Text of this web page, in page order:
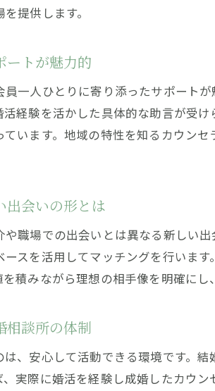
結婚相談所が
年代別に考える結
年齢に合った
結婚相談所で
婚活成功を叶える
結婚相談所の
婚活を進める
提供します。
ートが魅力的
一人ひとりに寄り添ったサポート
経験を活かした具体的な助言が受
います。地域の特性を知るカウン
出会いの形とは
職場での出会いとは異なる新しい
スを活用してマッチングを行いま
積みながら理想の相手像を明確にし
相談所の体制
、安心して活動できる環境です。
実際に婚活を経験し成婚したカウ